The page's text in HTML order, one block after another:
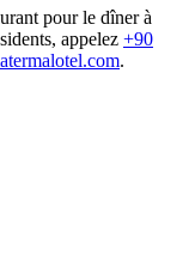
pour le dîner à
appelez +90
.